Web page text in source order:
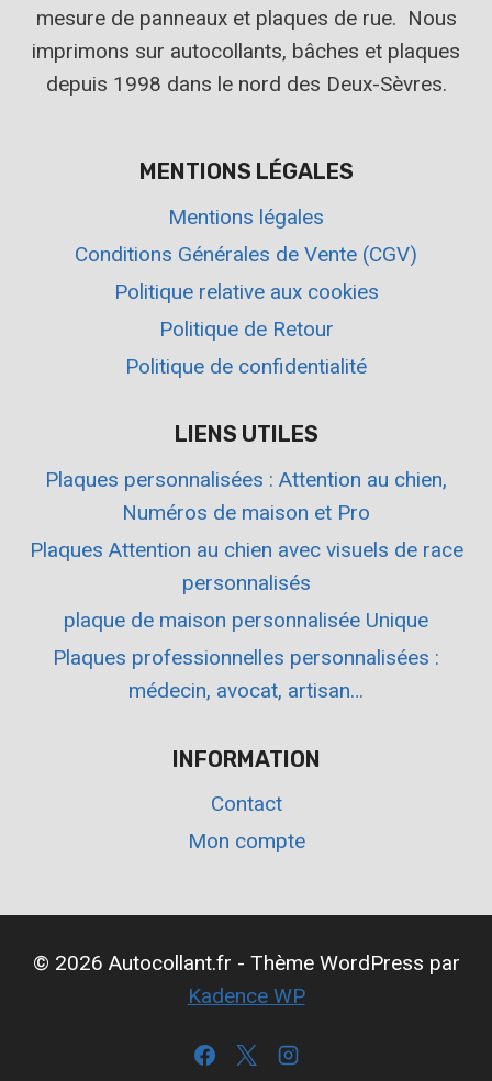
mesure de panneaux et plaques de rue. Nous
imprimons sur autocollants, bâches et plaques
depuis 1998 dans le nord des Deux-Sèvres.
MENTIONS LÉGALES
Mentions légales
Conditions Générales de Vente (CGV)
Politique relative aux cookies
Politique de Retour
Politique de confidentialité
LIENS UTILES
Plaques personnalisées : Attention au chien,
Numéros de maison et Pro
Plaques Attention au chien avec visuels de race
personnalisés
plaque de maison personnalisée Unique
Plaques professionnelles personnalisées :
médecin, avocat, artisan…
INFORMATION
Contact
Mon compte
© 2026 Autocollant.fr - Thème WordPress par
Kadence WP